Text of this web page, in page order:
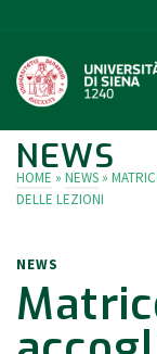
NEWS
HOME » NEWS »
DELLE LEZIONI
NEWS